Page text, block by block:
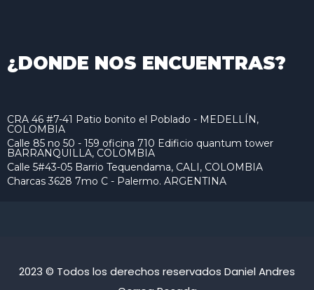
¿DONDE NOS ENCUENTRAS?
CRA 46 #7-41 Patio bonito el Poblado - MEDELLÍN,
COLOMBIA
Calle 85 no 50 - 159 oficina 710 Edificio quantum tower
BARRANQUILLA, COLOMBIA
Calle 5#43-05 Barrio Tequendama, CALI, COLOMBIA
Charcas 3628 7mo C - Palermo. ARGENTINA
2023 © Todos los derechos reservados Daniel Andres